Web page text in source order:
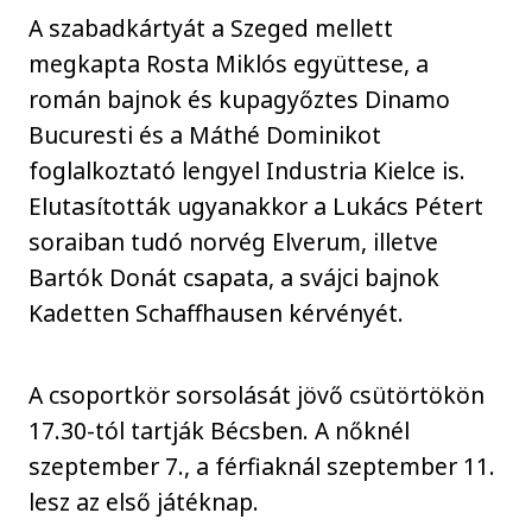
A szabadkártyát a Szeged mellett
megkapta Rosta Miklós együttese, a
román bajnok és kupagyőztes Dinamo
Bucuresti és a Máthé Dominikot
foglalkoztató lengyel Industria Kielce is.
Elutasították ugyanakkor a Lukács Pétert
soraiban tudó norvég Elverum, illetve
Bartók Donát csapata, a svájci bajnok
Kadetten Schaffhausen kérvényét.
A csoportkör sorsolását jövő csütörtökön
17.30-tól tartják Bécsben. A nőknél
szeptember 7., a férfiaknál szeptember 11.
lesz az első játéknap.